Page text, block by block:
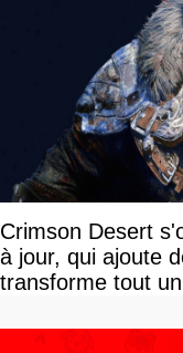
Crimson Desert
à jour, qui ajoute
transforme tout